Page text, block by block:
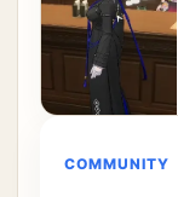
COMMUNITY